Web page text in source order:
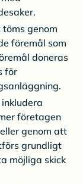
töms genom
föremål som
doneras
för
företagen
genom att
grundligt
möjliga skick